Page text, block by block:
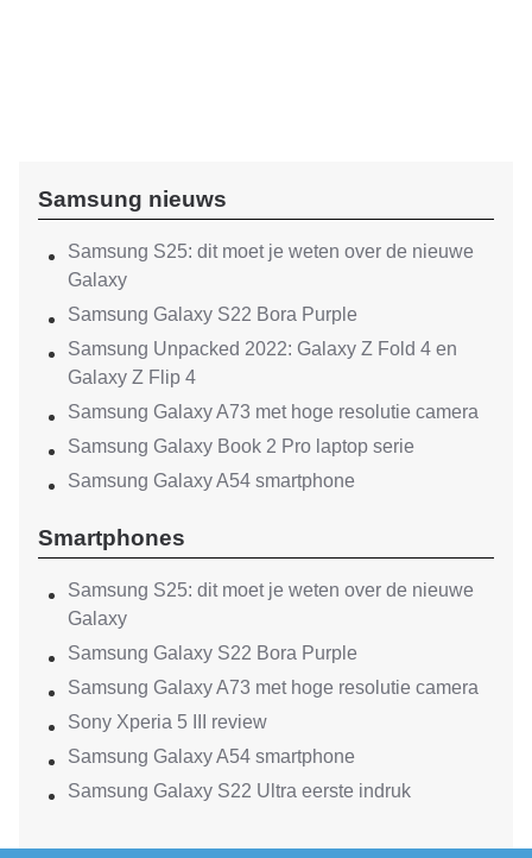
Samsung nieuws
Samsung S25: dit moet je weten over de nieuwe
Galaxy
Samsung Galaxy S22 Bora Purple
Samsung Unpacked 2022: Galaxy Z Fold 4 en
Galaxy Z Flip 4
Samsung Galaxy A73 met hoge resolutie camera
Samsung Galaxy Book 2 Pro laptop serie
Samsung Galaxy A54 smartphone
Smartphones
Samsung S25: dit moet je weten over de nieuwe
Galaxy
Samsung Galaxy S22 Bora Purple
Samsung Galaxy A73 met hoge resolutie camera
Sony Xperia 5 III review
Samsung Galaxy A54 smartphone
Samsung Galaxy S22 Ultra eerste indruk